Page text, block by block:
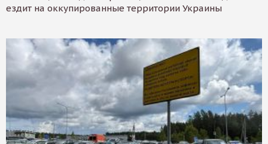
ездит на оккупированные территории Украины